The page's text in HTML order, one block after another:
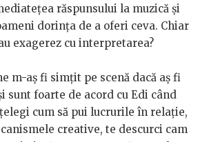
răspunsului la muzică și
dorința de a oferi ceva. Chiar
exagerez cu interpretarea?
m-aș fi simțit pe scenă dacă aș fi
sunt foarte de acord cu Edi când
cum să pui lucrurile în relație,
creative, te descurci cam